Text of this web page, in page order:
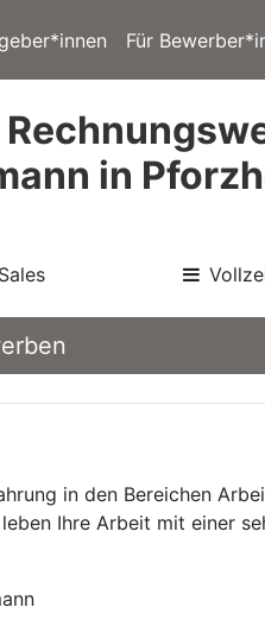
Für
in
in den Bereichen
Ihre Arbeit mit einer